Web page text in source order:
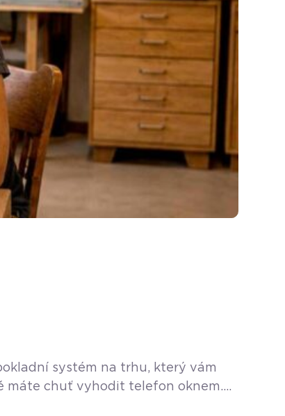
systém na trhu, který vám
máte chuť vyhodit telefon oknem.